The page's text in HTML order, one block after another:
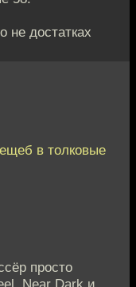
не достатках
в толковые
просто
Near Dark и